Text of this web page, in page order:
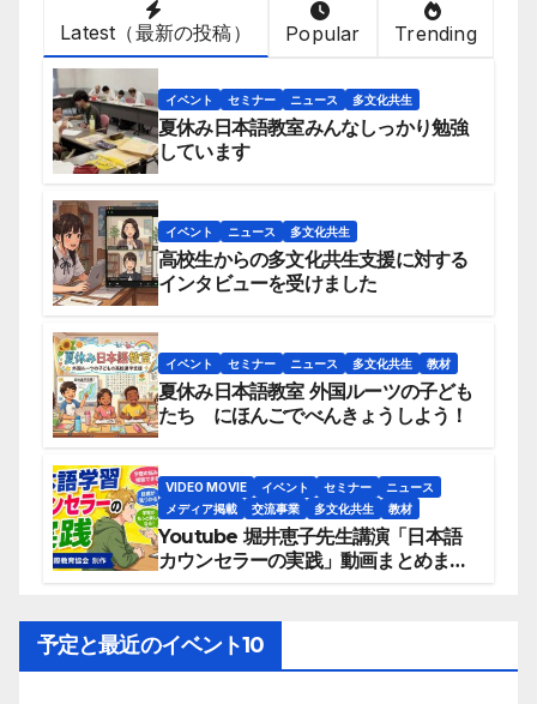
Latest（最新の投稿） Popular Trending
イベント セミナー ニュース 多文化共生
夏休み日本語教室みんなしっかり勉強
しています
イベント ニュース 多文化共生
高校生からの多文化共生支援に対する
インタビューを受けました
イベント セミナー ニュース 多文化共生 教材
夏休み日本語教室 外国ルーツの子ども
たち にほんごでべんきょうしよう！
VIDEO MOVIE イベント セミナー
ニュース
メディア掲載
交流事業 多文化共生 教材
Youtube 堀井恵子先生講演「日本語
カウンセラーの実践」動画まとめまし
予定と最近のイベント10